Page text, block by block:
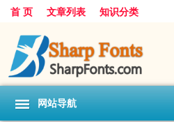
首 页 文章列表 知识分类
网站导航